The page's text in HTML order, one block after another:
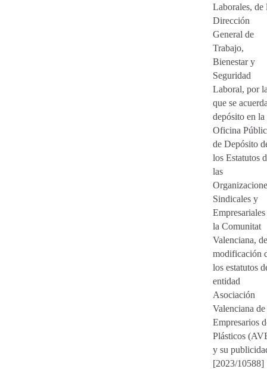
Laborales, de
Dirección
General de
Trabajo,
Bienestar y
Seguridad
Laboral, por
que se
depósito en la
Oficina
de Depósito
los Estatutos
las
Sindicales y
Empresariales
la Comunitat
Valenciana,
modificación
los estatutos
entidad
Asociación
Valenciana de
Empresarios
Plásticos
y su
[2023/10588]